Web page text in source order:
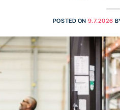
POSTED ON 9.7.2026